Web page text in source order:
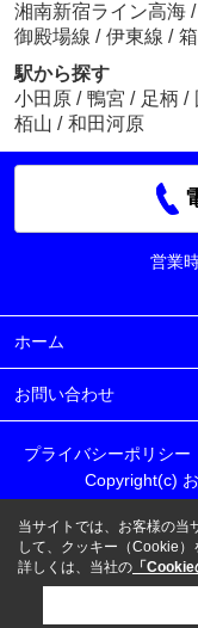
湘南新宿ライン高海 /
御殿場線 / 伊東線 /
駅から探す
小田原 / 鴨宮 / 足柄 /
栢山 / 和田河原
営業
ホーム
お問い合わせ
プライバシーポリシー
Copyright(c)
当サイトでは、お客様の当
して、クッキー（Cookie）
詳しくは、当社の 「